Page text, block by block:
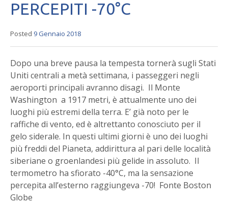
PERCEPITI -70°C
Posted 9 Gennaio 2018
Dopo una breve pausa la tempesta tornerà sugli Stati
Uniti centrali a metà settimana, i passeggeri negli
aeroporti principali avranno disagi. Il Monte
Washington a 1917 metri, è attualmente uno dei
luoghi più estremi della terra. E’ già noto per le
raffiche di vento, ed è altrettanto conosciuto per il
gelo siderale. In questi ultimi giorni è uno dei luoghi
più freddi del Pianeta, addirittura al pari delle località
siberiane o groenlandesi più gelide in assoluto. Il
termometro ha sfiorato -40°C, ma la sensazione
percepita all’esterno raggiungeva -70! Fonte Boston
Globe